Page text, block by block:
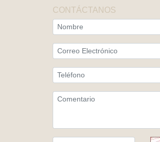
CONTÁCTANOS